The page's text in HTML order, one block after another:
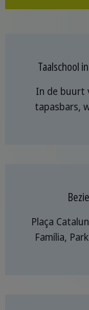
Taalschool
In de buurt
tapasbars,
Plaça
Família,